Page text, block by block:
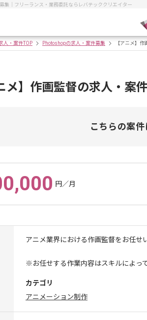
集｜フリーランス・業務委託ならレバテッククリエイター
人・案件TOP Photoshopの求人・案件募集 【アニメ】作
メ】作画監督の求人・案
こちらの案
円／月
アニメ業界における作画監督をお任せ
※お任せする作業内容はスキルによっ
カテゴリ
アニメーション制作